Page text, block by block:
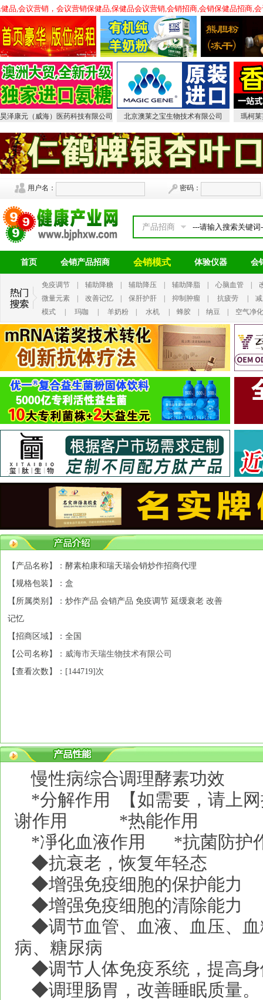
议营销，会议营销保健品,保健品会议营销,会销招商,会销保健品招商,会
昊泽康元（威海）医药科技有限公司 北京澳莱之宝生物技术有限公司 瑪柯
用户名： 密码：
产品招商
首页 会销产品招商 会销模式 体验仪器 会
免疫调节 辅助降糖 辅助降压 辅助降脂 心脑血管
微量元素
改善记忆 保肝护肝 抑制肿瘤 抗疲劳
模式
玛咖 羊奶粉 水机 蜂胶 纳豆 空气净
【产品名称】：酵素柏康和瑞天瑞会销炒作招商代理
【规格包装】：盒
【所属类别】：炒作产品 会销产品 免疫调节 延缓衰老 改善
记忆
【招商区域】：全国
【公司名称】： 威海市天瑞生物技术有限公司
【查看次数】：[144719]次
慢性病综合调理酵素功效
*分解作用
【如需要，请
谢作用
*热能作用
*凈化血液作用 *抗菌防护
◆抗衰老，恢复年轻态
◆增强免疫细胞的保护能力
◆增强免疫细胞的清除能力
◆调节血管、血液、血压、
病、糖尿病
◆调节人体免疫系统，提高
◆调理肠胃，改善睡眠质量。